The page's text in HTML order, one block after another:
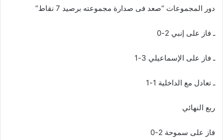
دور المجموعات “صعد فى صدارة مجموعته برصيد 7 نقاط”
ـ فاز على إنبي 2-0
ـ فاز على الإسماعيلي 3-1
ـ تعادل مع الداخلية 1-1
ربع النهائي
فاز على سموحة 2-0